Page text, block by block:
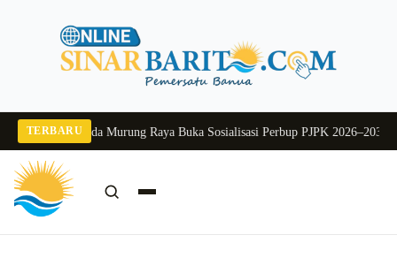
TERBARU
Pj Sekda Murung Raya Buka Sosialisasi Perbup PJPK 2026–2030